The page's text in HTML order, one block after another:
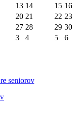
13 14 15 16
20 21 22 23
27 28 29 30
3 4 5 6
seniorov